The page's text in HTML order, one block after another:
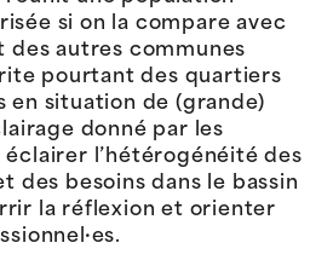
si on la compare avec
des autres communes
pourtant des quartiers
en situation de (grande)
donné par les
éclairer l’hétérogénéité des
des besoins dans le bassin
la réflexion et orienter